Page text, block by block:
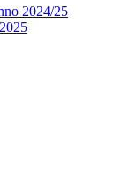
2024/25